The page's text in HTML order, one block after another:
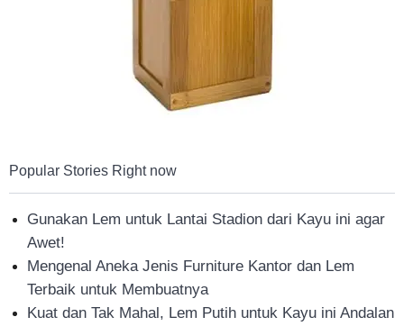
Popular Stories Right now
Gunakan Lem untuk Lantai Stadion dari Kayu ini agar
Awet!
Mengenal Aneka Jenis Furniture Kantor dan Lem
Terbaik untuk Membuatnya
Kuat dan Tak Mahal, Lem Putih untuk Kayu ini Andalan